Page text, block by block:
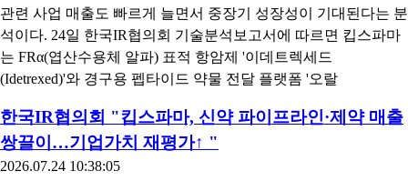
관련 사업 매출도 빠르게 늘면서 중장기 성장성이 기대된다는 분
석이다. 24일 한국IR협의회 기술분석보고서에 따르면 킵스파마
는 FRα(엽산수용체 알파) 표적 항암제 '이데트렉세드
(Idetrexed)'와 경구용 펩타이드 약물 전달 플랫폼 '오랄
한국IR협의회 "킵스파마, 신약 파이프라인·제약 매출
쌍끌이…기업가치 재평가↑ "
2026.07.24 10:38:05